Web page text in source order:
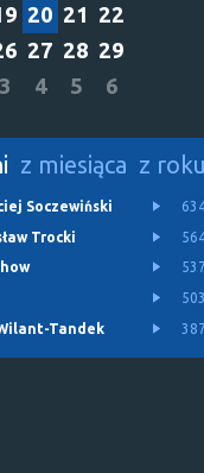
20 21 22
27 28 29
3 4 5 6
z miesiąca z
Soczewiński
Trocki
Tandek